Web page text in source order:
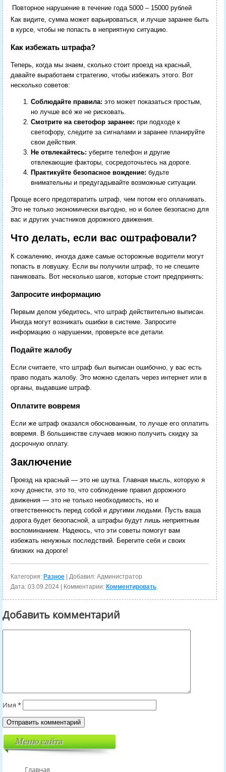
Повторное нарушение в течение года 5000 – 15000 рублей
Как видите, сумма может варьироваться, и лучше заранее быть
в курсе, чтобы не попасть в неприятную ситуацию.
Как избежать штрафа?
Теперь, когда мы знаем, сколько стоит проезд на красный,
давайте выработаем стратегию, чтобы избежать этого. Вот
несколько советов:
Соблюдайте правила: это может показаться простым,
но лучше всё же не рисковать.
Смотрите на светофор заранее: при подходе к
светофору, следите за сигналами и заранее планируйте
свои действия.
Не отвлекайтесь: уберите телефон и другие
отвлекающие факторы, сосредоточьтесь на дороге.
Практикуйте безопасное вождение: будьте
внимательны и предугадывайте возможные ситуации.
Проще всего предотвратить штраф, чем потом его оплачивать.
Это не только экономически выгодно, но и более безопасно для
вас и других участников дорожного движения.
Что делать, если вас оштрафовали?
К сожалению, иногда даже самые осторожные водители могут
попасть в ловушку. Если вы получили штраф, то не спешите
паниковать. Вот несколько шагов, которые стоит предпринять:
Запросите информацию
Первым делом убедитесь, что штраф действительно выписан.
Иногда могут возникать ошибки в системе. Запросите
информацию о нарушении, проверьте все детали.
Подайте жалобу
Если считаете, что штраф был выписан ошибочно, у вас есть
право подать жалобу. Это можно сделать через интернет или в
органы, выдавшие штраф.
Оплатите вовремя
Если же штраф оказался обоснованным, то лучше его оплатить
вовремя. В большинстве случаев можно получить скидку за
досрочную оплату.
Заключение
Проезд на красный — это не шутка. Главная мысль, которую я
хочу донести, это то, что соблюдение правил дорожного
движения — это не только необходимость, но и
ответственность перед собой и другими людьми. Пусть ваша
дорога будет безопасной, а штрафы будут лишь неприятным
воспоминанием. Надеюсь, что эти советы помогут вам
избежать ненужных последствий. Берегите себя и своих
близких на дороге!
Категория: Разное| Добавил: Администратор
Дата: 03.09.2024| Комментарии: Комментировать
Добавить комментарий
Имя *
Меню сайта
Главная